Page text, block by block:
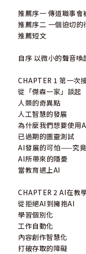
推薦序一 傳道職事
推薦序二 一個迫切的
推薦短文
自序 以微小的聲音喚
CHAPTER 1 第一次
從「傑森一家」談起
人類的奇異點
人工智慧的發展
為什麼我們想要使用
已過期的圖靈測試
AI發展的可怕——究
AI所帶來的隱憂
當教育遇上AI
CHAPTER 2 AI在教
從拒絕AI到擁抱AI
學習個別化
工作自動化
內容創作智慧化
打破存取的障礙